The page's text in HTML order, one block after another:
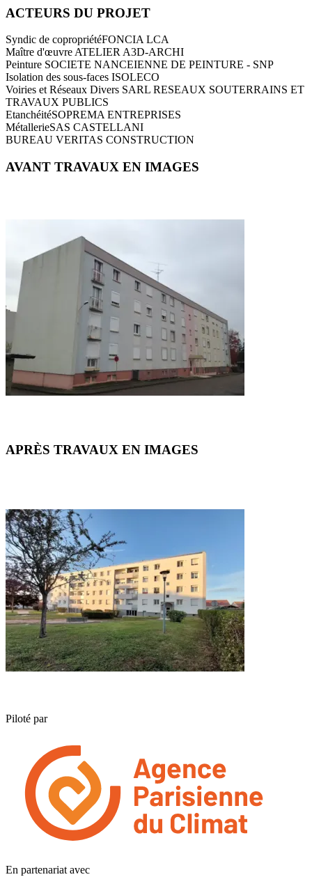
ACTEURS DU PROJET
Syndic de copropriétéFONCIA LCA
Maître d'œuvre ATELIER A3D-ARCHI
Peinture SOCIETE NANCEIENNE DE PEINTURE - SNP
Isolation des sous-faces ISOLECO
Voiries et Réseaux Divers SARL RESEAUX SOUTERRAINS ET
TRAVAUX PUBLICS
EtanchéitéSOPREMA ENTREPRISES
MétallerieSAS CASTELLANI
BUREAU VERITAS CONSTRUCTION
AVANT TRAVAUX EN IMAGES
APRÈS TRAVAUX EN IMAGES
Piloté par
En partenariat avec